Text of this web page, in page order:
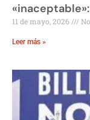
11 de mayo, 2026
Leer más »